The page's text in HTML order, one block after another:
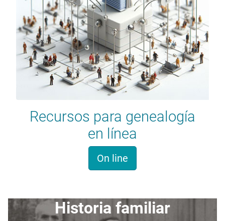
Recursos para genealogía
en línea
On line
Historia familiar